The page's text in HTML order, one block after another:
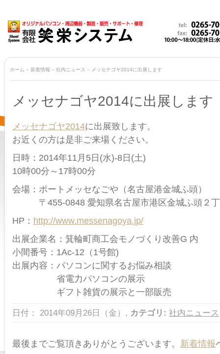
ホーム » 新着情報 » 社内ニュース » メッセナゴヤ2014に出展します
メッセナゴヤ2014に出展します
メッセナゴヤ2014に出展致します。
お近くの方は是非ご来場ください。
日時：2014年11月5日(水)-8日(土)
10時00分～17時00分
会場：ポートメッセなごや（名古屋港金城ふ頭）
〒455-0848 愛知県名古屋市港区金城ふ頭２
HP： http://www.messenagoya.jp/
出展企業名：箕輪町商工会モノづくり改善G 内
小間番号：1Ac-12（1号館)
出展内容：パソコンに関するお悩み相談
省電力パソコンの展示
ギフト雑貨の展示と一部販売
日付： 2014年09月26日（金）, カテゴリ: 社内ニュース
最後までご覧頂きありがとうございます。 新着情報